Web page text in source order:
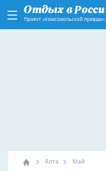
Проект «Комсомольской правды»
Ялта Май